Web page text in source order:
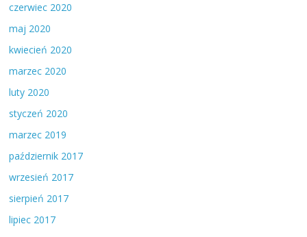
czerwiec 2020
maj 2020
kwiecień 2020
marzec 2020
luty 2020
styczeń 2020
marzec 2019
październik 2017
wrzesień 2017
sierpień 2017
lipiec 2017